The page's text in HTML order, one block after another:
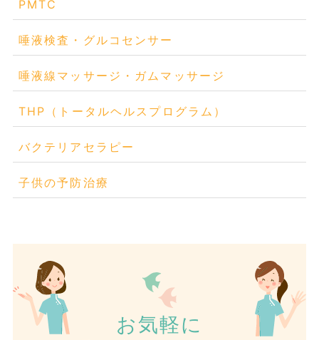
PMTC
唾液検査・グルコセンサー
唾液線マッサージ・ガムマッサージ
THP（トータルヘルスプログラム）
バクテリアセラピー
子供の予防治療
お気軽に